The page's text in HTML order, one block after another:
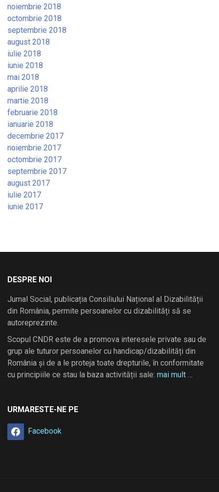
noiembrie 2018
octombrie 2018
septembrie 2018
august 2018
iulie 2018
iunie 2018
mai 2018
aprilie 2018
martie 2018
februarie 2018
ianuarie 2018
decembrie 2017
noiembrie 2017
octombrie 2017
septembrie 2017
august 2017
iulie 2017
iunie 2017
DESPRE NOI
Jurnal Social, publicația Consiliului Național al Dizabilității
din România, permite persoanelor cu dizabilități să se
autoreprezinte.
Scopul CNDR este de a promova interesele private sau de
grup ale tuturor persoanelor cu handicap/dizabilități din
România și de a le proteja toate drepturile, în conformitate
cu principiile ce stau la baza activității sale: mai mult …
URMARESTE-NE PE
Facebook